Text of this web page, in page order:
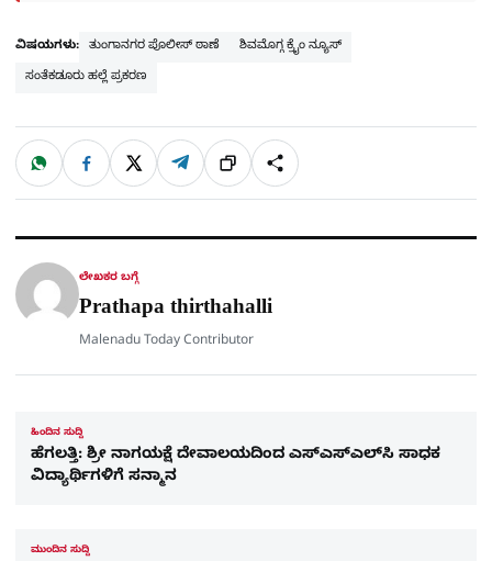
ವಿಷಯಗಳು: ತುಂಗಾನಗರ ಪೊಲೀಸ್ ಠಾಣೆ
ಶಿವಮೊಗ್ಗ ಕ್ರೈಂ ನ್ಯೂಸ್
ಸಂತೆಕಡೂರು ಹಲ್ಲೆ ಪ್ರಕರಣ
ಹಂಚಿಕೊಳ್ಳಿ
W
a
t
p
p
F
c
e
o
k
X T
l
e
a
m
ಲಿಂ
ಕ್
S
h
a
ಲೇಖಕರ ಬಗ್ಗೆ
Prathapa thirthahalli
Malenadu Today Contributor
ಹಿಂದಿನ ಸುದ್ದಿ
ಹೆಗಲತ್ತಿ: ಶ್ರೀ ನಾಗಯಕ್ಷೆ ದೇವಾಲಯದಿಂದ ಎಸ್‌ಎಸ್‌ಎಲ್‌ಸಿ ಸಾಧಕ
ವಿದ್ಯಾರ್ಥಿಗಳಿಗೆ ಸನ್ಮಾನ
ಮುಂದಿನ ಸುದ್ದಿ